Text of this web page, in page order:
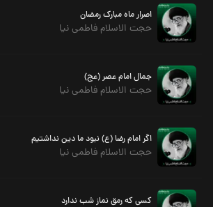
اصرار ماه مبارک رمضان
حجت الاسلام فاطمی نیا
جمال امام عصر (عج)
حجت الاسلام فاطمی نیا
اگر امام رضا (ع) نبود ما دین نداشتیم
حجت الاسلام فاطمی نیا
کسی که رمق نماز شب ندارد